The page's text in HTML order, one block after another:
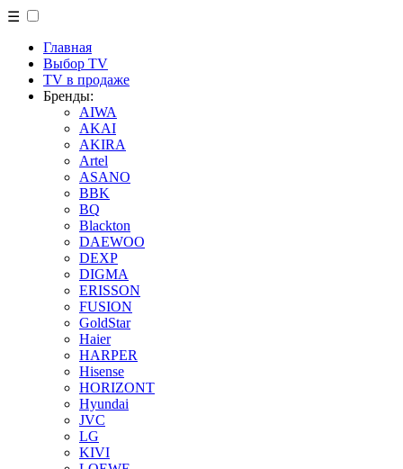
☰
Главная
Выбор TV
TV в продаже
Бренды:
AIWA
AKAI
AKIRA
Artel
ASANO
BBK
BQ
Blackton
DAEWOO
DEXP
DIGMA
ERISSON
FUSION
GoldStar
Haier
HARPER
Hisense
HORIZONT
Hyundai
JVC
LG
KIVI